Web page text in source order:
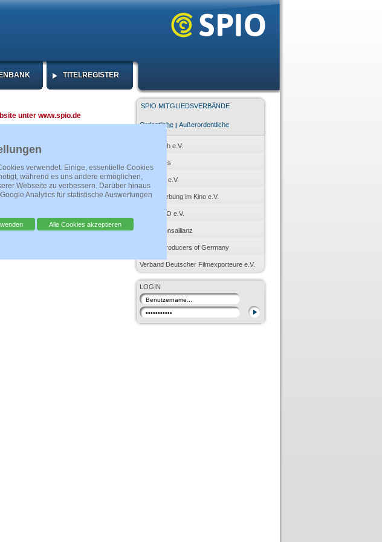
verwendet. Einige, essentielle Cookies
während es uns andere ermöglichen,
Webseite zu verbessern. Darüber hinaus
Analytics für statistische Auswertungen
Alle Cookies akzeptieren
TITELREGISTER
TITELREGISTER
unter www.spio.de
SPIO MITGLIEDSVERBÄNDE
Ordentliche | Außerordentliche
AG Verleih e.V.
AllScreens
Cineropa e.V.
FDW Werbung im Kino e.V.
HDF KINO e.V.
Produktionsallianz
PROG Producers of Germany
Verband Deutscher Filmexporteure e.V.
LOGIN